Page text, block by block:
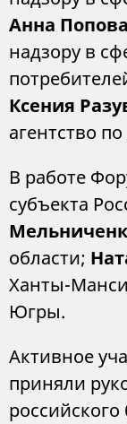
Анна Попова
надзору в
Ксения
агентство
В работе
субъекта
области;
Ханты-
Югры.
Активное
приняли
российского